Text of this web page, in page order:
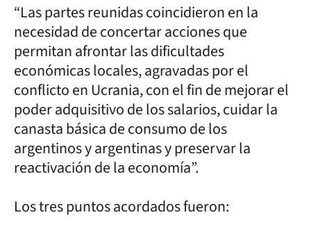
“Las partes reunidas coincidieron en la
necesidad de concertar acciones que
permitan afrontar las dificultades
económicas locales, agravadas por el
conflicto en Ucrania, con el fin de mejorar el
poder adquisitivo de los salarios, cuidar la
canasta básica de consumo de los
argentinos y argentinas y preservar la
reactivación de la economía”.
Los tres puntos acordados fueron: